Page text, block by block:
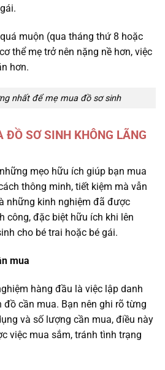
muộn (qua tháng thứ 8 hoặc
thể mẹ trở nên nặng nề hơn, việc
hơn.
nhất để mẹ mua đồ sơ sinh
ĐỒ SƠ SINH KHÔNG LÃNG
mẹo hữu ích giúp bạn mua
thông minh, tiết kiệm mà vẫn
những kinh nghiệm đã được
công, đặc biệt hữu ích khi lên
cho bé trai hoặc bé gái.
mua
hàng đầu là việc lập danh
cần mua. Bạn nên ghi rõ từng
và số lượng cần mua, điều này
việc mua sắm, tránh tình trạng